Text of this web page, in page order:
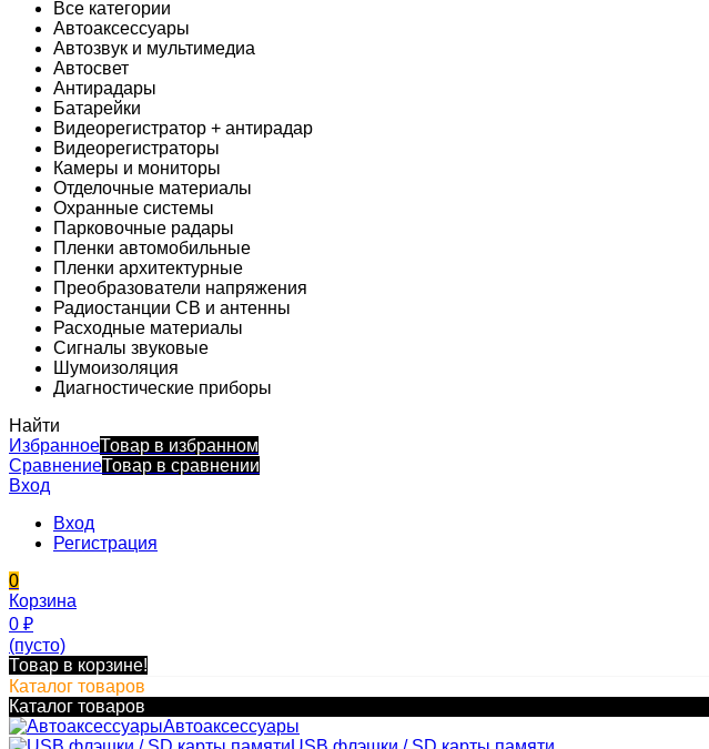
Все категории
Автоаксессуары
Автозвук и мультимедиа
Автосвет
Антирадары
Батарейки
Видеорегистратор + антирадар
Видеорегистраторы
Камеры и мониторы
Отделочные материалы
Охранные системы
Парковочные радары
Пленки автомобильные
Пленки архитектурные
Преобразователи напряжения
Радиостанции CB и антенны
Расходные материалы
Сигналы звуковые
Шумоизоляция
Диагностические приборы
Найти
ИзбранноеТовар в избранном
СравнениеТовар в сравнении
Вход
Вход
Регистрация
0
Корзина
0 ₽
(пусто)
Товар в корзине!
Каталог товаров
Каталог товаров
Автоаксессуары